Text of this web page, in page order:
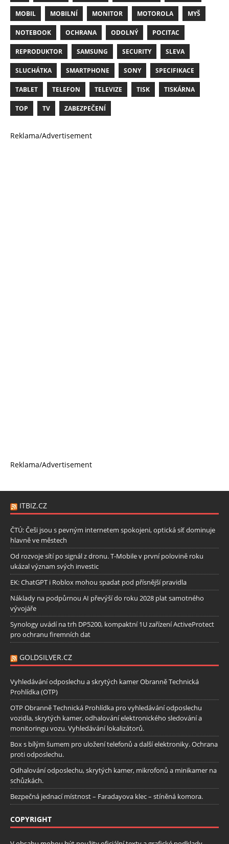
MOBIL MOBILNÍ MONITOR MOTOROLA MYŠ
NOTEBOOK OCHRANA ODOLNÝ POCITAC
REPRODUKTOR SAMSUNG SECURITY SLEVA
SLUCHÁTKA SMARTPHONE SONY SPECIFIKACE
TABLET TELEFON TELEVIZE TISK TISKÁRNA
TOP TV ZABEZPEČENÍ
Reklama/Advertisement
Reklama/Advertisement
ITBIZ.CZ
ČTÚ: Češi jsou s pevným internetem spokojeni, optická síť dominuje
hlavně ve městech
Od rozvoje sítí po signál z dronu. T-Mobile v první polovině roku
ukázal význam svých investic
EK: ChatGPT i Roblox mohou spadat pod přísnější pravidla
Náklady na podpůrnou AI převýší do roku 2028 plat samotného
vývojáře
Synology uvádí na trh DP5200, kompaktní 1U zařízení ActiveProtect
pro ochranu firemních dat
GOLDSILVER.CZ
Vyhledávání odposlechu a skrytých kamer Obranně Technická
Prohlídka (OTP)
OTP Obranně Technická Prohlídka pro vyhledávání odposlechu
vozidla, skrytých kamer, odhalování elektronického sledování a
monitoringu vozu. Vyhledávání lokalizátorů.
Box s bílým šumem pro uložení telefonů a další elektroniky. Ochrana
proti odposlechu.
Odhalování odposlechu, skrytých kamer, mikrofonů a minikamer na
schůzkách.
Bezpečná jednací místnost – Faradayova klec – stíněná komora.
COPYRIGHT